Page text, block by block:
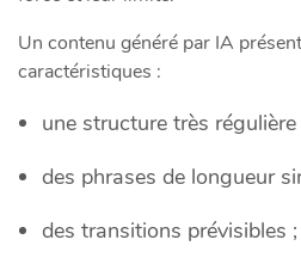
Un contenu généré par IA
caractéristiques :
une structure très régulière
des phrases de longueur
des transitions prévisibles ;